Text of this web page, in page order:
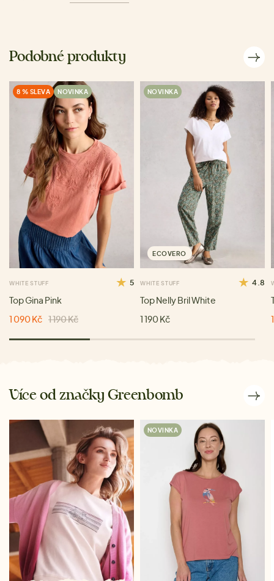
Podobné produkty
8 % SLEVA NOVINKA
WHITE STUFF 5
Top Gina Pink
1 090 Kč 1 190 Kč
NOVINKA
ECOVERO
WHITE STUFF 4.8
Top Nelly Bril White
1 190 Kč
Více od značky Greenbomb
NOVINKA